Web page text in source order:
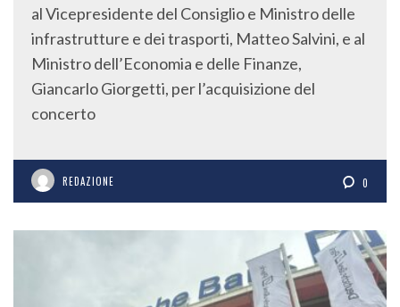
al Vicepresidente del Consiglio e Ministro delle
infrastrutture e dei trasporti, Matteo Salvini, e al
Ministro dell’Economia e delle Finanze,
Giancarlo Giorgetti, per l’acquisizione del
concerto
REDAZIONE 0